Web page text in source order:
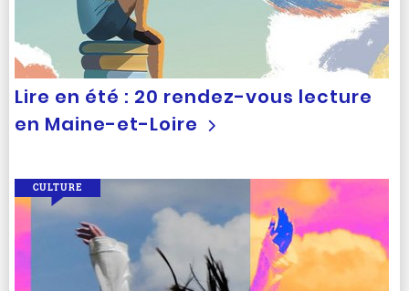
Lire en été : 20 rendez-vous lecture
en Maine-et-Loire
CULTURE